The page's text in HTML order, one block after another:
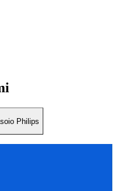
Philips